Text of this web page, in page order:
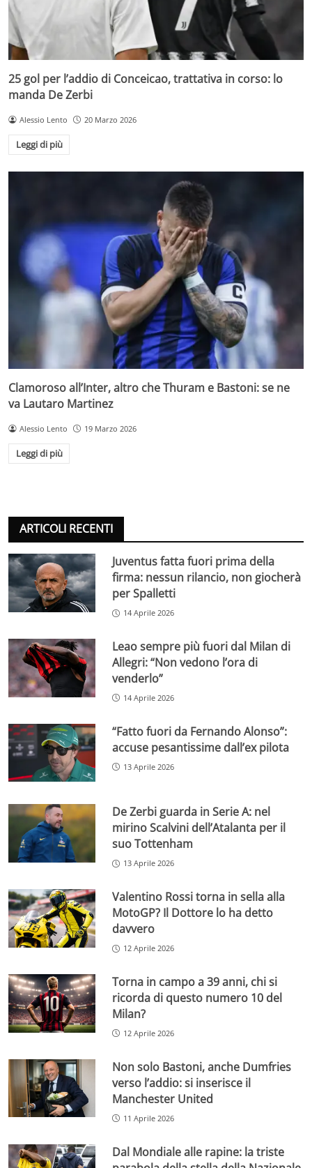
25 gol per l’addio di Conceicao, trattativa in corso: lo
manda De Zerbi
Alessio Lento 20 Marzo 2026
Leggi di più
Clamoroso all’Inter, altro che Thuram e Bastoni: se ne
va Lautaro Martinez
Alessio Lento 19 Marzo 2026
Leggi di più
ARTICOLI RECENTI
Juventus fatta fuori prima della
firma: nessun rilancio, non giocherà
per Spalletti
14 Aprile 2026
Leao sempre più fuori dal Milan di
Allegri: “Non vedono l’ora di
venderlo”
14 Aprile 2026
“Fatto fuori da Fernando Alonso”:
accuse pesantissime dall’ex pilota
13 Aprile 2026
De Zerbi guarda in Serie A: nel
mirino Scalvini dell’Atalanta per il
suo Tottenham
13 Aprile 2026
Valentino Rossi torna in sella alla
MotoGP? Il Dottore lo ha detto
davvero
12 Aprile 2026
Torna in campo a 39 anni, chi si
ricorda di questo numero 10 del
Milan?
12 Aprile 2026
Non solo Bastoni, anche Dumfries
verso l’addio: si inserisce il
Manchester United
11 Aprile 2026
Dal Mondiale alle rapine: la triste